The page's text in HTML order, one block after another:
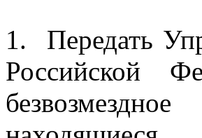
1.
Передать
Российской